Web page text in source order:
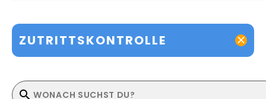
ZUTRITTSKONTROLLE